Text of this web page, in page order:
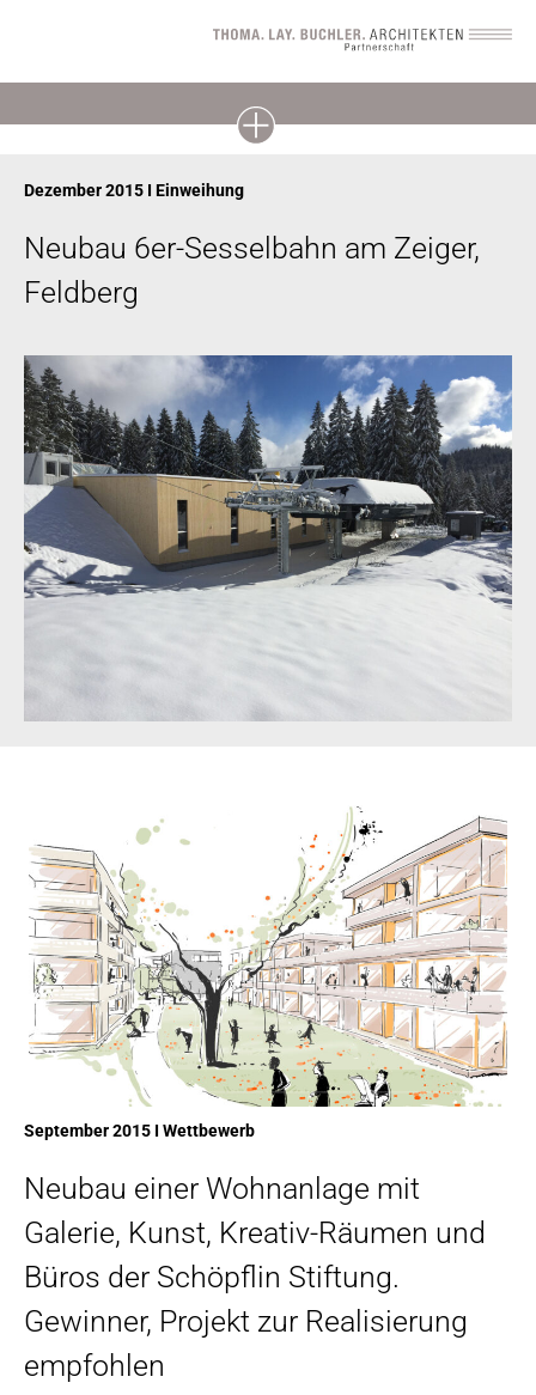
Dezember 2015 I Einweihung
Neubau 6er-Sesselbahn am Zeiger,
Feldberg
September 2015 I Wettbewerb
Neubau einer Wohnanlage mit
Galerie, Kunst, Kreativ-Räumen und
Büros der Schöpflin Stiftung.
Gewinner, Projekt zur Realisierung
empfohlen